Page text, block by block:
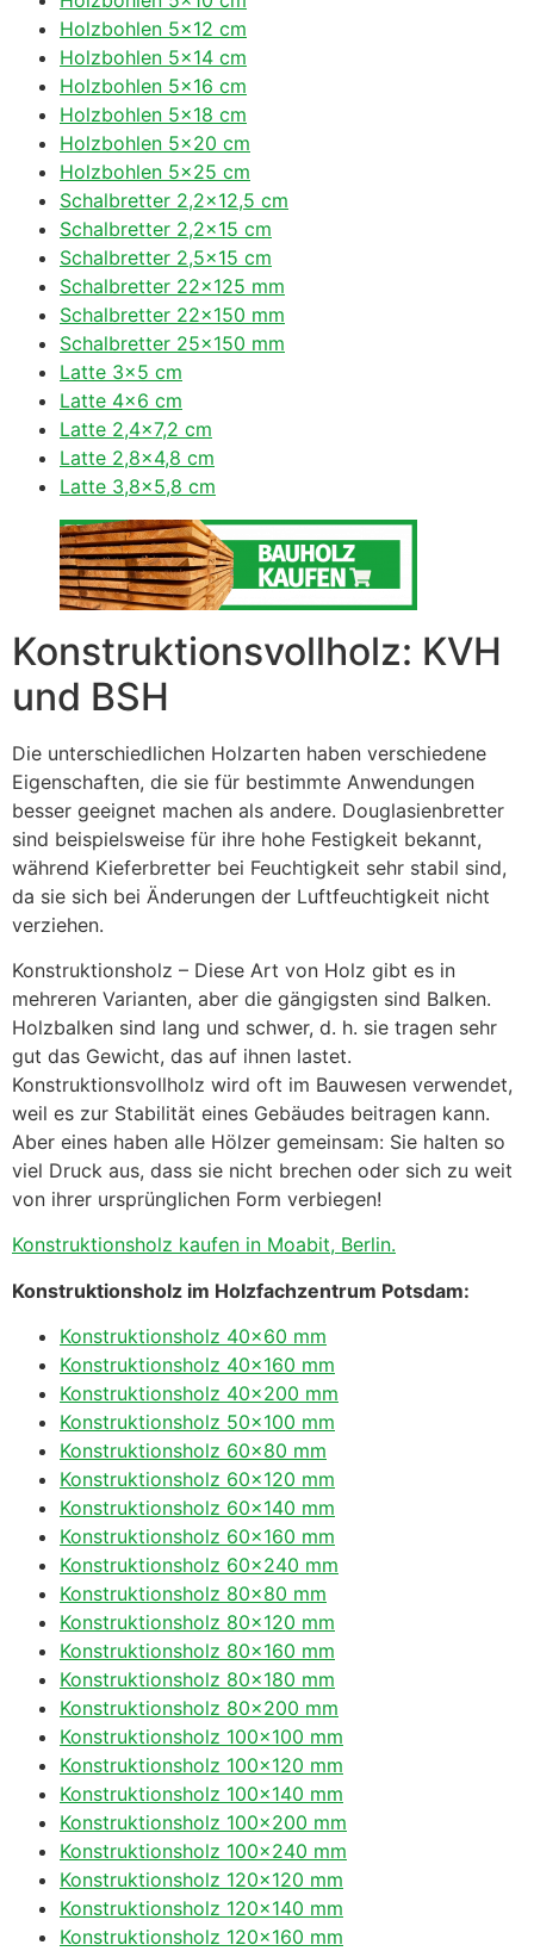
Holzbohlen 5×12 cm
Holzbohlen 5×14 cm
Holzbohlen 5×16 cm
Holzbohlen 5×18 cm
Holzbohlen 5×20 cm
Holzbohlen 5×25 cm
Schalbretter 2,2×12,5 cm
Schalbretter 2,2×15 cm
Schalbretter 2,5×15 cm
Schalbretter 22×125 mm
Schalbretter 22×150 mm
Schalbretter 25×150 mm
Latte 3×5 cm
Latte 4×6 cm
Latte 2,4×7,2 cm
Latte 2,8×4,8 cm
Latte 3,8×5,8 cm
Konstruktionsvollholz: KVH
und BSH
Die unterschiedlichen Holzarten haben verschiedene
Eigenschaften, die sie für bestimmte Anwendungen
besser geeignet machen als andere. Douglasienbretter
sind beispielsweise für ihre hohe Festigkeit bekannt,
während Kieferbretter bei Feuchtigkeit sehr stabil sind,
da sie sich bei Änderungen der Luftfeuchtigkeit nicht
verziehen.
Konstruktionsholz – Diese Art von Holz gibt es in
mehreren Varianten, aber die gängigsten sind Balken.
Holzbalken sind lang und schwer, d. h. sie tragen sehr
gut das Gewicht, das auf ihnen lastet.
Konstruktionsvollholz wird oft im Bauwesen verwendet,
weil es zur Stabilität eines Gebäudes beitragen kann.
Aber eines haben alle Hölzer gemeinsam: Sie halten so
viel Druck aus, dass sie nicht brechen oder sich zu weit
von ihrer ursprünglichen Form verbiegen!
Konstruktionsholz kaufen in Moabit, Berlin.
Konstruktionsholz im Holzfachzentrum Potsdam:
Konstruktionsholz 40×60 mm
Konstruktionsholz 40×160 mm
Konstruktionsholz 40×200 mm
Konstruktionsholz 50×100 mm
Konstruktionsholz 60×80 mm
Konstruktionsholz 60×120 mm
Konstruktionsholz 60×140 mm
Konstruktionsholz 60×160 mm
Konstruktionsholz 60×240 mm
Konstruktionsholz 80×80 mm
Konstruktionsholz 80×120 mm
Konstruktionsholz 80×160 mm
Konstruktionsholz 80×180 mm
Konstruktionsholz 80×200 mm
Konstruktionsholz 100×100 mm
Konstruktionsholz 100×120 mm
Konstruktionsholz 100×140 mm
Konstruktionsholz 100×200 mm
Konstruktionsholz 100×240 mm
Konstruktionsholz 120×120 mm
Konstruktionsholz 120×140 mm
Konstruktionsholz 120×160 mm